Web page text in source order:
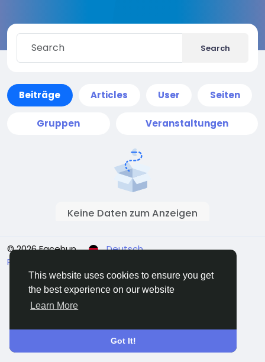
This website uses cookies to ensure you get
the best experience on our website
Learn More
Got It!
Search
Beiträge Articles User Seiten
Gruppen Veranstaltungen
Keine Daten zum Anzeigen
© 2026 Facehun
Deutsch
Rólunk
Kontaktieren Sie uns Verzeichnis